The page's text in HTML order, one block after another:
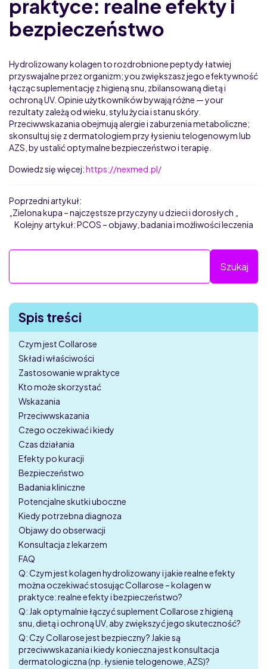
praktyce: realne efekty i
bezpieczeństwo
Hydrolizowany kolagen to rozdrobnione peptydy łatwiej
przyswajalne przez organizm; you zwiększasz jego efektywność
łącząc suplementację z higieną snu, zbilansowaną dietą i
ochroną UV. Opinie użytkowników bywają różne — your
rezultaty zależą od wieku, stylu życia i stanu skóry.
Przeciwwskazania obejmują alergie i zaburzenia metaboliczne;
skonsultuj się z dermatologiem przy łysieniu telogenowym lub
AZS, by ustalić optymalne bezpieczeństwo i terapię.
Dowiedz się więcej:https://nexmed.pl/
Poprzedni artykuł:
„Zielona kupa – najczęstsze przyczyny u dzieci i dorosłych „
Kolejny artykuł:PCOS – objawy, badania i możliwości leczenia
Spis treści
Czym jest Collarose
Skład i właściwości
Zastosowanie w praktyce
Kto może skorzystać
Wskazania
Przeciwwskazania
Czego oczekiwać i kiedy
Czas działania
Efekty po kuracji
Bezpieczeństwo
Badania kliniczne
Potencjalne skutki uboczne
Kiedy potrzebna diagnoza
Objawy do obserwacji
Konsultacja z lekarzem
FAQ
Q: Czym jest kolagen hydrolizowany i jakie realne efekty
można oczekiwać stosując Collarose – kolagen w
praktyce: realne efekty i bezpieczeństwo?
Q: Jak optymalnie łączyć suplement Collarose z higieną
snu, dietą i ochroną UV, aby zwiększyć jego skuteczność?
Q: Czy Collarose jest bezpieczny? Jakie są
przeciwwskazania i kiedy konieczna jest konsultacja
dermatologiczna (np. łysienie telogenowe, AZS)?